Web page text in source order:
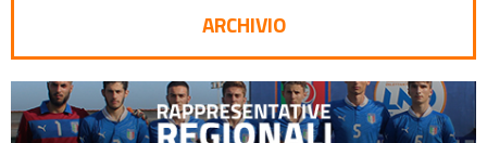
ARCHIVIO